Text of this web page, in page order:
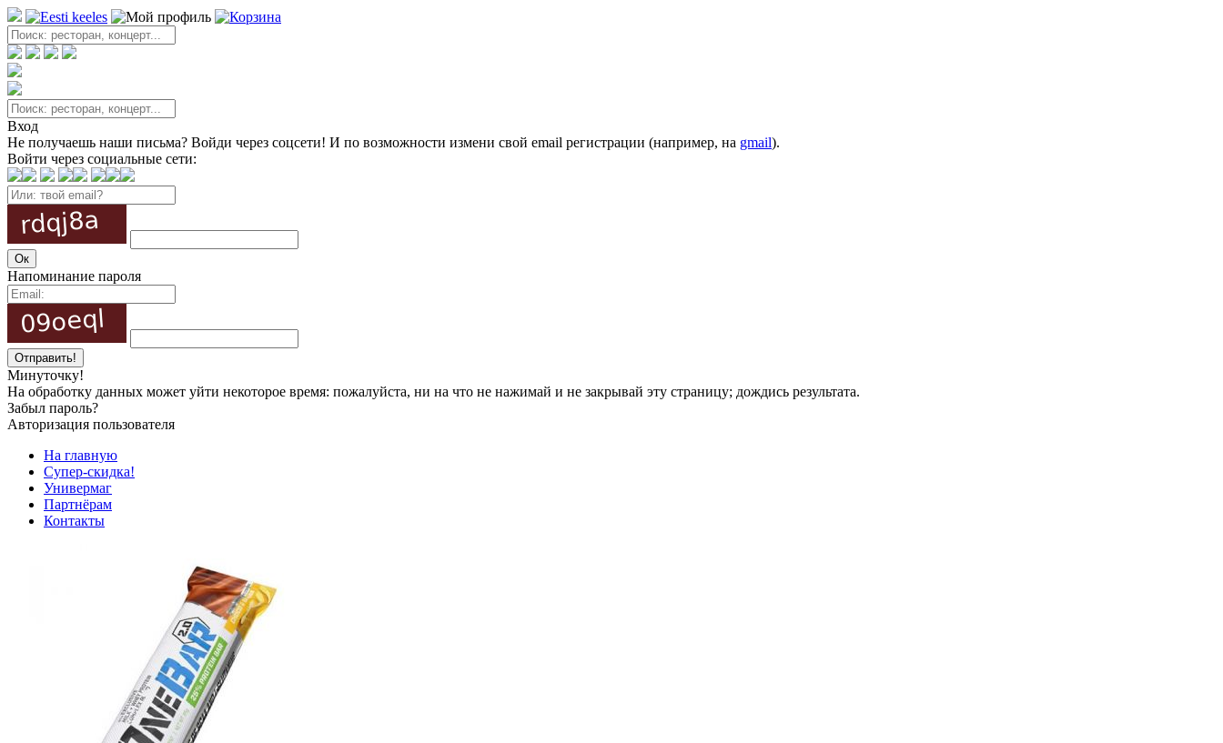
Вход
Не получаешь наши письма? Войди через соцсети! И по возможности измени свой email регистрации (например, на gmail).
Войти через социальные сети:
Напоминание пароля
Минуточку!
На обработку данных может уйти некоторое время: пожалуйста, ни на что не нажимай и не закрывай эту страницу; дождись результата.
Забыл пароль?
Авторизация пользователя
На главную
Супер-скидка!
Универмаг
Партнёрам
Контакты